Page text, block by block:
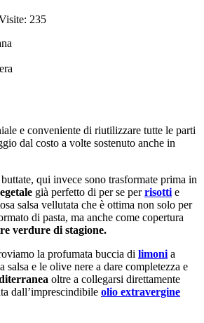
235
e conveniente di riutilizzare tutte le parti
dal costo a volte sostenuto anche in
qui invece sono trasformate prima in
già perfetto di per se perrisottie
salsa vellutata che è ottima non solo per
di pasta, ma anche come copertura
verdure di stagione.
la profumata buccia di limonia
salsa e le olive nere a dare completezza e
oltre a collegarsi direttamente
dall’imprescindibile olio extravergine